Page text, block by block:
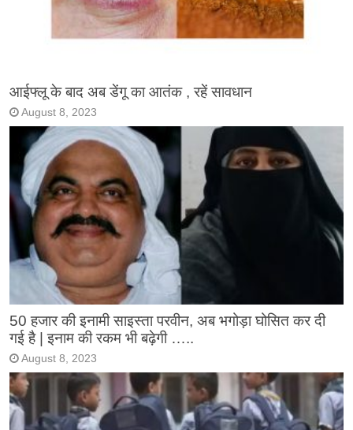
आईफ्लू के बाद अब डेंगू का आतंक , रहें सावधान
August 8, 2023
50 हजार की इनामी साइस्ता परवीन, अब भगोड़ा घोसित कर दी
गई है | इनाम की रकम भी बढ़ेगी …..
August 8, 2023